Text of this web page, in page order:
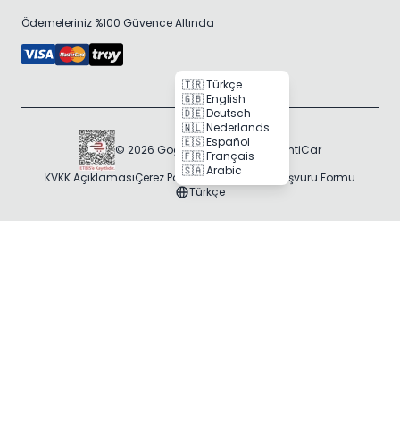
Ödemeleriniz %100 Güvence Altında
© 2026 Gogocar Bilişim A.Ş. | RentiCar
KVKK AçıklamasıÇerez PolitikasıVeri Sahibi Başvuru Formu
Türkçe
🇹🇷 Türkçe
🇬🇧 English
🇩🇪 Deutsch
🇳🇱 Nederlands
🇪🇸 Español
🇫🇷 Français
🇸🇦 Arabic